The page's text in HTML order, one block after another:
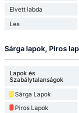
Elvett labda
Les
Sárga lapok, Piros
Lapok és
Szabálytalanságok
Sárga Lapok
Piros Lapok